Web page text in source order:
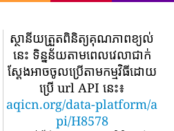
ស្ថានីយត្រួតពិនិត្យគុណភាពខ្យល់
នេះ ទិន្នន័យតាមពេលវេលាជាក់
ស្តែងអាចចូលប្រើតាមកម្មវិធីដោយ
ប្រើ url API នេះ៖
aqicn.org/data-platform/a
pi/H8578